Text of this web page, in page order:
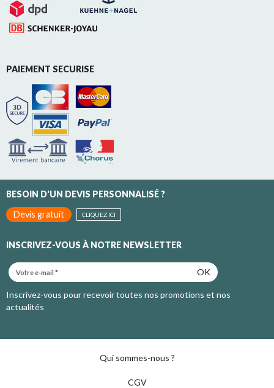
PAIEMENT SECURISE
BESOIN D'UN DEVIS PERSONNALISÉ ?
Devis gratuit
CLIQUEZ ICI
INSCRIVEZ-VOUS À NOTRE NEWSLETTER
OK
Inscrivez-vous pour recevoir toutes nos promotions et nos
actualités
Qui sommes-nous ?
CGV